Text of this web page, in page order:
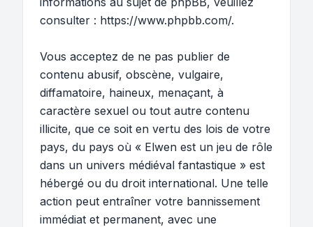
consulter : https://www.phpbb.com/.
Vous acceptez de ne pas publier de
contenu abusif, obscène, vulgaire,
diffamatoire, haineux, menaçant, à
caractère sexuel ou tout autre contenu
illicite, que ce soit en vertu des lois de votre
pays, du pays où « Elwen est un jeu de rôle
dans un univers médiéval fantastique » est
hébergé ou du droit international. Une telle
action peut entraîner votre bannissement
immédiat et permanent, avec une